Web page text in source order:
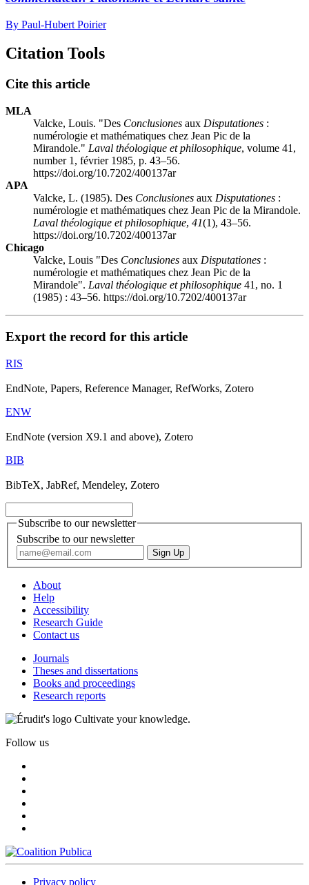
By Paul-Hubert Poirier
Citation Tools
Cite this article
MLA
Valcke, Louis. "Des Conclusiones aux Disputationes :
numérologie et mathématiques chez Jean Pic de la
Mirandole." Laval théologique et philosophique, volume 41,
number 1, février 1985, p. 43–56.
https://doi.org/10.7202/400137ar
APA
Valcke, L. (1985). Des Conclusiones aux Disputationes :
numérologie et mathématiques chez Jean Pic de la Mirandole.
Laval théologique et philosophique, 41(1), 43–56.
https://doi.org/10.7202/400137ar
Chicago
Valcke, Louis "Des Conclusiones aux Disputationes :
numérologie et mathématiques chez Jean Pic de la
Mirandole". Laval théologique et philosophique 41, no. 1
(1985) : 43–56. https://doi.org/10.7202/400137ar
Export the record for this article
RIS
EndNote, Papers, Reference Manager, RefWorks, Zotero
ENW
EndNote (version X9.1 and above), Zotero
BIB
BibTeX, JabRef, Mendeley, Zotero
Subscribe to our newsletter
Subscribe to our newsletter
About
Help
Accessibility
Research Guide
Contact us
Journals
Theses and dissertations
Books and proceedings
Research reports
Cultivate your knowledge.
Follow us
Privacy policy